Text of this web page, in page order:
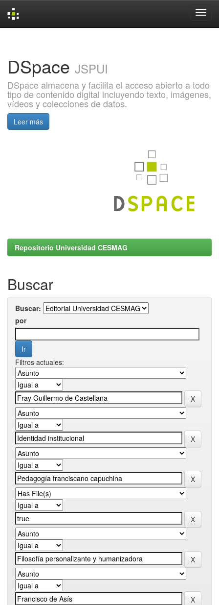
DSpace JSPUI
DSpace almacena y facilita el acceso abierto a todo
tipo de contenido digital incluyendo texto, imágenes,
vídeos y colecciones de datos.
Leer más
Repositorio Universidad CESMAG
Buscar
Buscar:
por
Filtros actuales: